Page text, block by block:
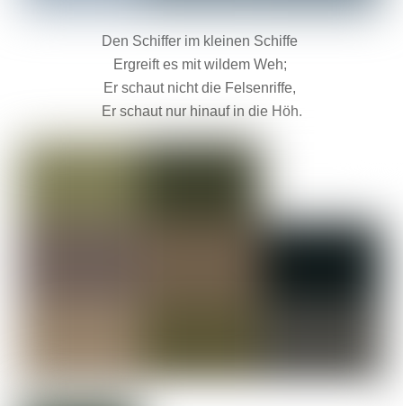
Den Schiffer im kleinen Schiffe
Ergreift es mit wildem Weh;
Er schaut nicht die Felsenriffe,
Er schaut nur hinauf in die Höh.